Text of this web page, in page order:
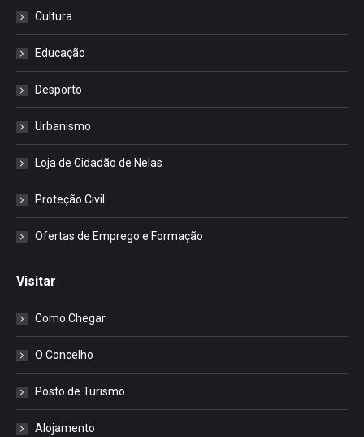
Cultura
Educação
Desporto
Urbanismo
Loja de Cidadão de Nelas
Proteção Civil
Ofertas de Emprego e Formação
Visitar
Como Chegar
O Concelho
Posto de Turismo
Alojamento